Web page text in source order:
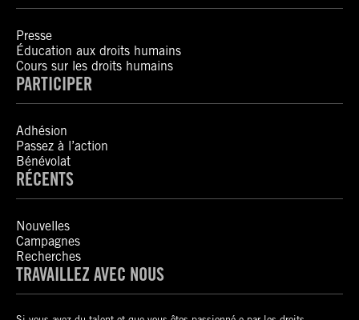
Presse
Éducation aux droits humains
Cours sur les droits humains
PARTICIPER
Adhésion
Passez à l’action
Bénévolat
RÉCENTS
Nouvelles
Campagnes
Recherches
TRAVAILLEZ AVEC NOUS